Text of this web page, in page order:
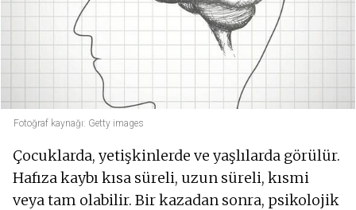
Fotoğraf kaynağı: Getty images
Çocuklarda, yetişkinlerde ve yaşlılarda görülür.
Hafıza kaybı kısa süreli, uzun süreli, kısmi
veya tam olabilir. Bir kazadan sonra, psikolojik